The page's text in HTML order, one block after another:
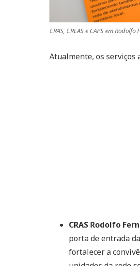
CRAS, CREAS e CAPS em Rodolfo
Atualmente, os serviços
CRAS Rodolfo
porta de entrada
fortalecer a